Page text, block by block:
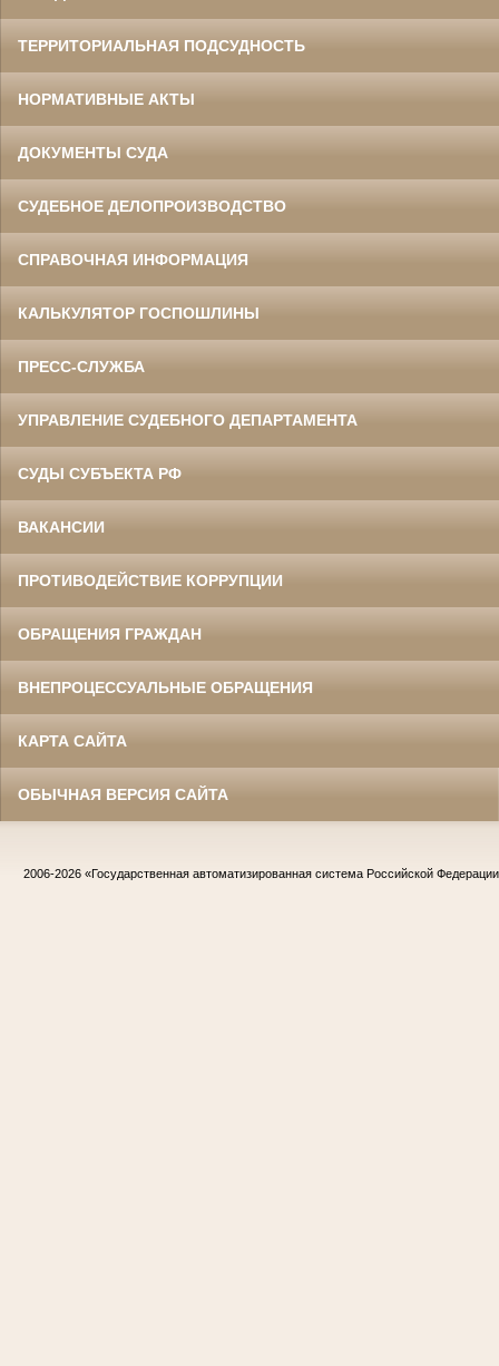
ТЕРРИТОРИАЛЬНАЯ ПОДСУДНОСТЬ
НОРМАТИВНЫЕ АКТЫ
ДОКУМЕНТЫ СУДА
СУДЕБНОЕ ДЕЛОПРОИЗВОДСТВО
СПРАВОЧНАЯ ИНФОРМАЦИЯ
КАЛЬКУЛЯТОР ГОСПОШЛИНЫ
ПРЕСС-СЛУЖБА
УПРАВЛЕНИЕ СУДЕБНОГО ДЕПАРТАМЕНТА
СУДЫ СУБЪЕКТА РФ
ВАКАНСИИ
ПРОТИВОДЕЙСТВИЕ КОРРУПЦИИ
ОБРАЩЕНИЯ ГРАЖДАН
ВНЕПРОЦЕССУАЛЬНЫЕ ОБРАЩЕНИЯ
КАРТА САЙТА
ОБЫЧНАЯ ВЕРСИЯ САЙТА
2006-2026 «Государственная автоматизированная система Российской